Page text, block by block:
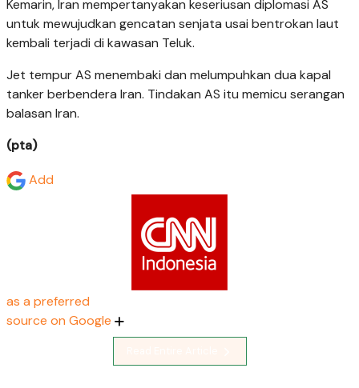
Kemarin, Iran mempertanyakan keseriusan diplomasi AS
untuk mewujudkan gencatan senjata usai bentrokan laut
kembali terjadi di kawasan Teluk.
Jet tempur AS menembaki dan melumpuhkan dua kapal
tanker berbendera Iran. Tindakan AS itu memicu serangan
balasan Iran.
(pta)
Add
as a preferred
source on Google